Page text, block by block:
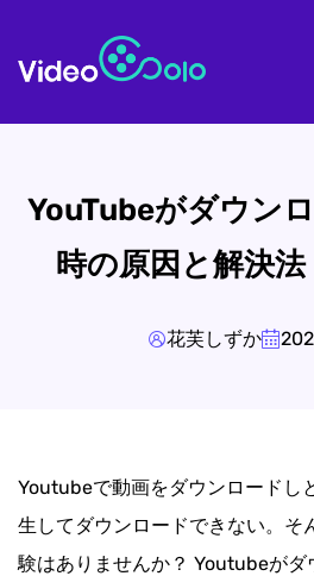
YouTubeがダウン
時の原因と解決法
花芙しずか
Youtubeで動画をダウンロードし
生してダウンロードできない。そ
験はありませんか？ Youtubeがダ